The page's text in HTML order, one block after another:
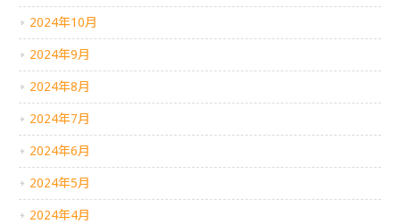
2024年10月
2024年9月
2024年8月
2024年7月
2024年6月
2024年5月
2024年4月